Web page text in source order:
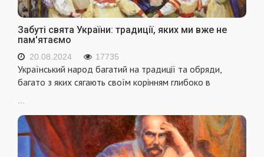
Забуті свята України: традиції, яких ми вже не
пам'ятаємо
20.08.2024 17735
Український народ багатий на традиції та обряди,
багато з яких сягають своїм корінням глибоко в